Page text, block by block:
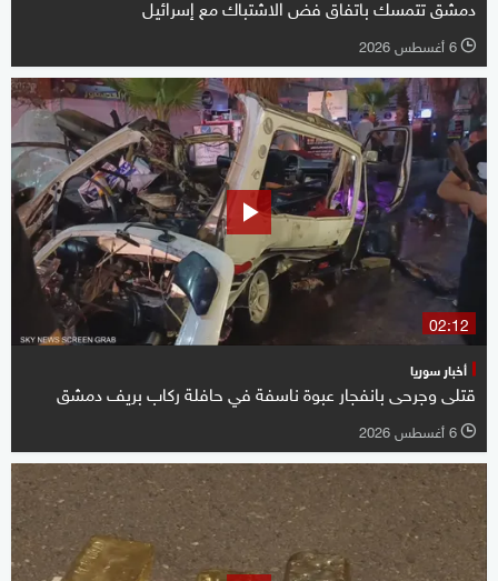
دمشق تتمسك باتفاق فض الاشتباك مع إسرائيل
l 6 أغسطس 2026
02:12
أخبار سوريا
قتلى وجرحى بانفجار عبوة ناسفة في حافلة ركاب بريف دمشق
l 6 أغسطس 2026